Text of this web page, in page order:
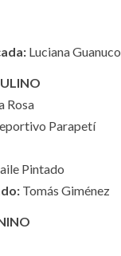
Luciana Guanuco
Rosa
Parapetí
Pintado
Tomás Giménez